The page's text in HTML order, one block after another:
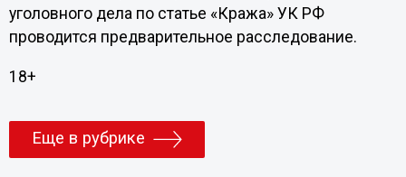
уголовного дела по статье «Кража» УК РФ
проводится предварительное расследование.
18+
Еще в рубрике